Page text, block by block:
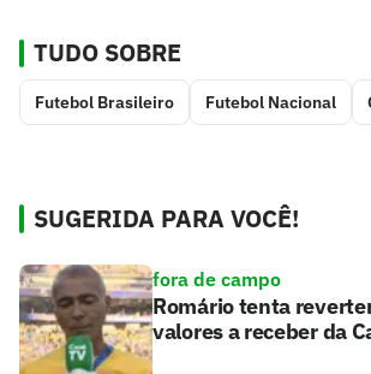
TUDO SOBRE
Futebol Brasileiro Futebol Nacional
SUGERIDA PARA VOCÊ!
fora de campo
Romário tenta
valores a receber da